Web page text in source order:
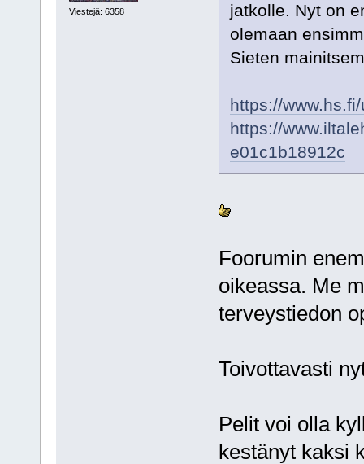
Viestejä: 6358
jatkolle. Nyt on
olemaan
Sieten
https://
https://
e01c1b18912c
Foorumin
oikeassa. Me
terveystiedon
Toivottavasti
Pelit voi olla
kestänyt kaksi